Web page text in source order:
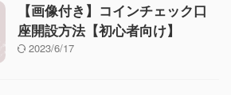
【画像付き】コインチェック口
座開設方法【初心者向け】
2023/6/17